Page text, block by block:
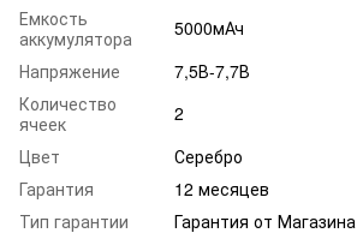
Емкость
аккумулятора
5000мАч
Напряжение
7,5В-7,7В
Количество
ячеек
2
Цвет
Серебро
Гарантия
12 месяцев
Тип гарантии
Гарантия от Магазина